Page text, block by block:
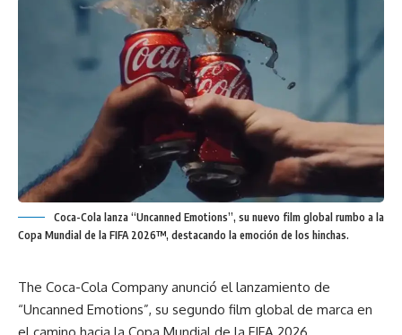
Coca-Cola lanza “Uncanned Emotions”, su nuevo film global rumbo a la
Copa Mundial de la FIFA 2026™, destacando la emoción de los hinchas.
The Coca-Cola Company anunció el lanzamiento de
“Uncanned Emotions”, su segundo film global de marca en